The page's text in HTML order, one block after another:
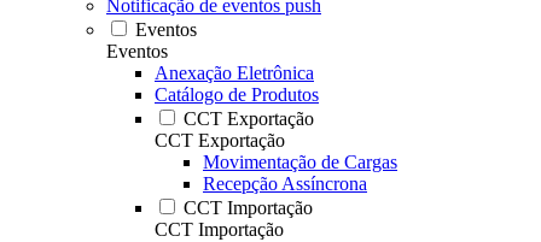
Notificação de eventos push
Eventos
Eventos
Anexação Eletrônica
Catálogo de Produtos
CCT Exportação
CCT Exportação
Movimentação de Cargas
Recepção Assíncrona
CCT Importação
CCT Importação